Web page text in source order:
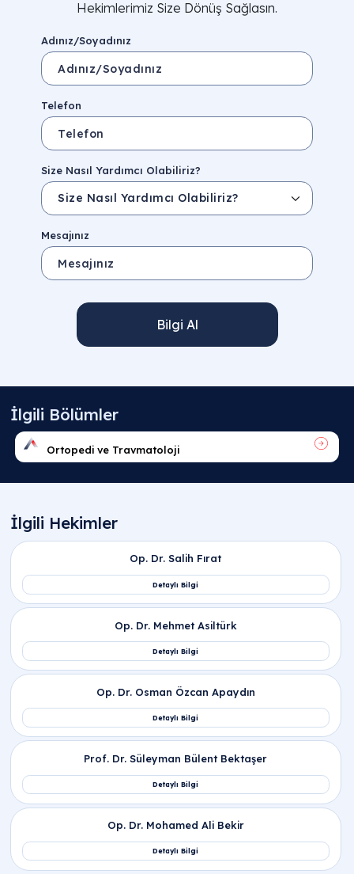
Hekimlerimiz Size Dönüş Sağlasın.
Adınız/Soyadınız
Telefon
Size Nasıl Yardımcı Olabiliriz?
Mesajınız
Bilgi Al